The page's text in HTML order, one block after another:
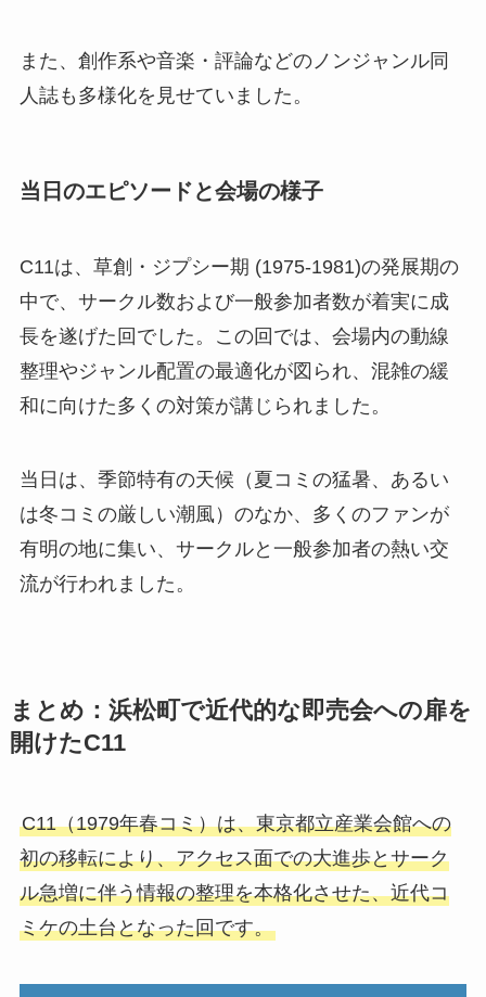
また、創作系や音楽・評論などのノンジャンル同
人誌も多様化を見せていました。
当日のエピソードと会場の様子
C11は、草創・ジプシー期 (1975-1981)の発展期の
中で、サークル数および一般参加者数が着実に成
長を遂げた回でした。この回では、会場内の動線
整理やジャンル配置の最適化が図られ、混雑の緩
和に向けた多くの対策が講じられました。
当日は、季節特有の天候（夏コミの猛暑、あるい
は冬コミの厳しい潮風）のなか、多くのファンが
有明の地に集い、サークルと一般参加者の熱い交
流が行われました。
まとめ：浜松町で近代的な即売会への扉を
開けたC11
C11（1979年春コミ）は、東京都立産業会館への
初の移転により、アクセス面での大進歩とサーク
ル急増に伴う情報の整理を本格化させた、近代コ
ミケの土台となった回です。